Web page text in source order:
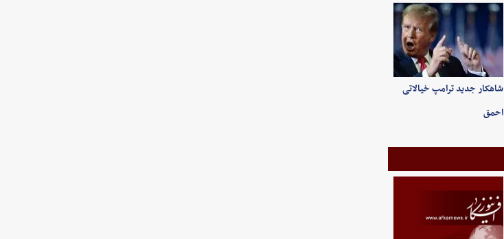
شاهکار جدید ترامپ خیالاتی
احمق